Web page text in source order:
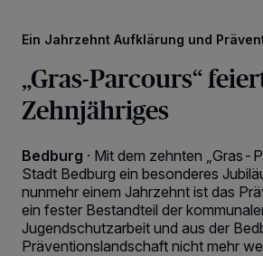
Ein Jahrzehnt Aufklärung und
„Gras-Parcours“
Zehnjähriges
Bedburg · Mit dem zehnten „Gras-
Stadt Bedburg ein besonderes
nunmehr einem Jahrzehnt ist das
ein fester Bestandteil der
Jugendschutzarbeit und aus der
Präventionslandschaft nicht mehr